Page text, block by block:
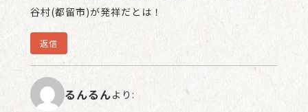
谷村(都留市)が発祥だとは！
返信
るんるんより: